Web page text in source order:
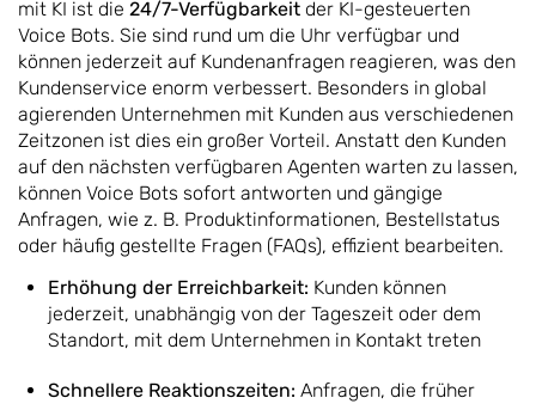
mit KI ist die 24/7-Verfügbarkeit der KI-gesteuerten
Voice Bots. Sie sind rund um die Uhr verfügbar und
können jederzeit auf Kundenanfragen reagieren, was den
Kundenservice enorm verbessert. Besonders in global
agierenden Unternehmen mit Kunden aus verschiedenen
Zeitzonen ist dies ein großer Vorteil. Anstatt den Kunden
auf den nächsten verfügbaren Agenten warten zu lassen,
können Voice Bots sofort antworten und gängige
Anfragen, wie z. B. Produktinformationen, Bestellstatus
oder häufig gestellte Fragen (FAQs), effizient bearbeiten.
Erhöhung der Erreichbarkeit: Kunden können
jederzeit, unabhängig von der Tageszeit oder dem
Standort, mit dem Unternehmen in Kontakt treten
Schnellere Reaktionszeiten: Anfragen, die früher